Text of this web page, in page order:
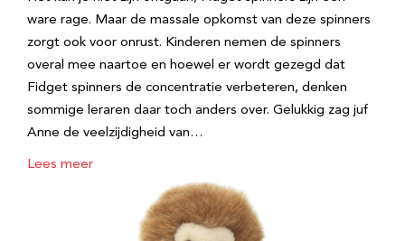
ware rage. Maar de massale opkomst van deze spinners
zorgt ook voor onrust. Kinderen nemen de spinners
overal mee naartoe en hoewel er wordt gezegd dat
Fidget spinners de concentratie verbeteren, denken
sommige leraren daar toch anders over. Gelukkig zag juf
Anne de veelzijdigheid van…
Lees meer